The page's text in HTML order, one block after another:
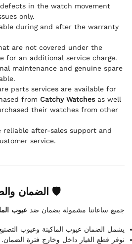
in the watch movement
only.
during and after the warranty
are not covered under the
for an additional service charge.
maintenance and genuine spare
parts services are available for
from Catchy Watchesas well
their watches from other
reliable after-sales support and
service.
🛡 الضمان
جميع ساعاتنا مشمولة بضمان ضد عيوب
يشمل الضمان عيوب الماكينة وعيوب
نوفر قطع الغيار داخل وخارج فترة الضمان.